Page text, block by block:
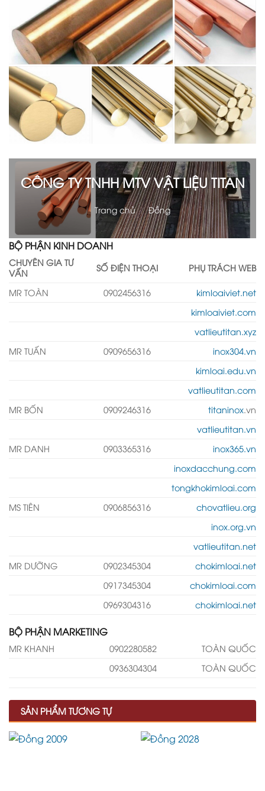
CÔNG TY TNHH MTV VẬT LIỆU TITAN
Trang chủ / Đồng
BỘ PHẬN KINH DOANH
CHUYÊN GIA TƯ
VẤN
SỐ ĐIỆN THOẠI PHỤ TRÁCH WEB
MR TOÀN 0902456316
kimloaiviet.net
kimloaiviet.com
vatlieutitan.xyz
MR TUẤN
0909656316
inox304.vn
kimloai.edu.vn
vatlieutitan.com
MR BỐN
0909246316 titaninox.vn
vatlieutitan.vn
MR DANH
0903365316
inox365.vn
inoxdacchung.com
tongkhokimloai.com
MS TIÊN
0906856316
chovatlieu.org
inox.org.vn
vatlieutitan.net
MR DƯỠNG
0902345304
chokimloai.net
0917345304
chokimloai.com
0969304316
chokimloai.net
BỘ PHẬN MARKETING
MR KHANH 0902280582
TOÀN QUỐC
0936304304
TOÀN QUỐC
SẢN PHẨM TƯƠNG TỰ